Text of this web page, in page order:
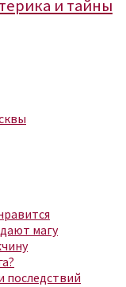
и тайны
магу
последствий